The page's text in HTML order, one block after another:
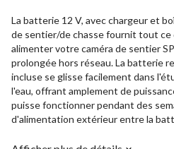
La batterie 12 V, avec chargeur et
de sentier/de chasse fournit tout ce
alimenter votre caméra de sentier
prolongée hors réseau. La batterie
incluse se glisse facilement dans
l'eau, offrant amplement de
puisse fonctionner pendant des
d'alimentation extérieur entre la